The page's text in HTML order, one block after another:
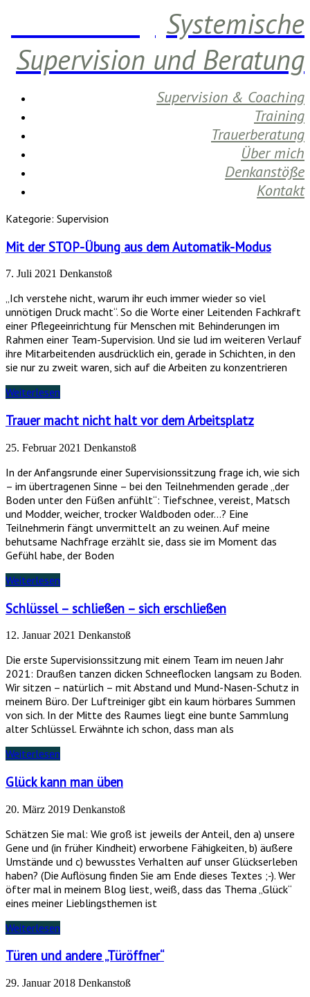
Systemische
Supervision und Beratung
Supervision & Coaching
Training
Trauerberatung
Über mich
Denkanstöße
Kontakt
Kategorie: Supervision
Mit der STOP-Übung aus dem Automatik-Modus
7. Juli 2021 Denkanstoß
„Ich verstehe nicht, warum ihr euch immer wieder so viel
unnötigen Druck macht“. So die Worte einer Leitenden Fachkraft
einer Pflegeeinrichtung für Menschen mit Behinderungen im
Rahmen einer Team-Supervision. Und sie lud im weiteren Verlauf
ihre Mitarbeitenden ausdrücklich ein, gerade in Schichten, in den
sie nur zu zweit waren, sich auf die Arbeiten zu konzentrieren
Weiterlesen
Trauer macht nicht halt vor dem Arbeitsplatz
25. Februar 2021 Denkanstoß
In der Anfangsrunde einer Supervisionssitzung frage ich, wie sich
– im übertragenen Sinne – bei den Teilnehmenden gerade „der
Boden unter den Füßen anfühlt“: Tiefschnee, vereist, Matsch
und Modder, weicher, trocker Waldboden oder…? Eine
Teilnehmerin fängt unvermittelt an zu weinen. Auf meine
behutsame Nachfrage erzählt sie, dass sie im Moment das
Gefühl habe, der Boden
Weiterlesen
Schlüssel – schließen – sich erschließen
12. Januar 2021 Denkanstoß
Die erste Supervisionssitzung mit einem Team im neuen Jahr
2021: Draußen tanzen dicken Schneeflocken langsam zu Boden.
Wir sitzen – natürlich – mit Abstand und Mund-Nasen-Schutz in
meinem Büro. Der Luftreiniger gibt ein kaum hörbares Summen
von sich. In der Mitte des Raumes liegt eine bunte Sammlung
alter Schlüssel. Erwähnte ich schon, dass man als
Weiterlesen
Glück kann man üben
20. März 2019 Denkanstoß
Schätzen Sie mal: Wie groß ist jeweils der Anteil, den a) unsere
Gene und (in früher Kindheit) erworbene Fähigkeiten, b) äußere
Umstände und c) bewusstes Verhalten auf unser Glückserleben
haben? (Die Auflösung finden Sie am Ende dieses Textes ;-). Wer
öfter mal in meinem Blog liest, weiß, dass das Thema „Glück“
eines meiner Lieblingsthemen ist
Weiterlesen
Türen und andere „Türöffner“
29. Januar 2018 Denkanstoß